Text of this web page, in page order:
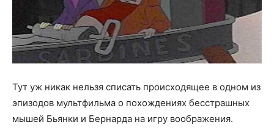
Тут уж никак нельзя списать происходящее в одном из
эпизодов мультфильма о похождениях бесстрашных
мышей Бьянки и Бернарда на игру воображения.